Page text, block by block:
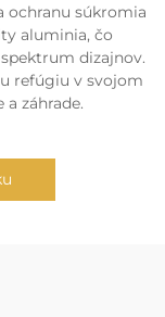
ochranu súkromia
aluminia, čo
dizajnov.
refúgiu v svojom
záhrade.